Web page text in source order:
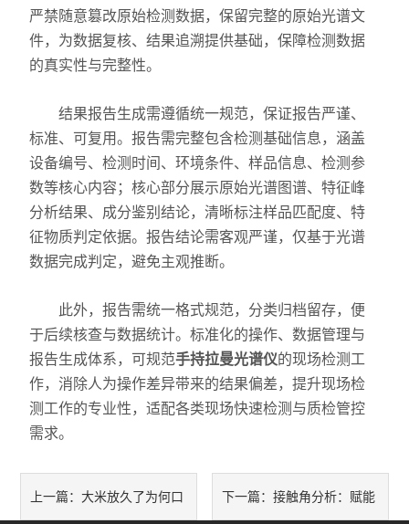
等离子清洗机
代理产品
光学显微镜
力学测试仪
表面/界面性能测定仪
严禁随意篡改原始检测数据，保留完整的原始光谱文
件，为数据复核、结果追溯提供基础，保障检测数据
的真实性与完整性。
结果报告生成需遵循统一规范，保证报告严谨、
标准、可复用。报告需完整包含检测基础信息，涵盖
设备编号、检测时间、环境条件、样品信息、检测参
数等核心内容；核心部分展示原始光谱图谱、特征峰
分析结果、成分鉴别结论，清晰标注样品匹配度、特
征物质判定依据。报告结论需客观严谨，仅基于光谱
数据完成判定，避免主观推断。
此外，报告需统一格式规范，分类归档留存，便
于后续核查与数据统计。标准化的操作、数据管理与
报告生成体系，可规范手持拉曼光谱仪的现场检测工
作，消除人为操作差异带来的结果偏差，提升现场检
测工作的专业性，适配各类现场快速检测与质检管控
需求。
上一篇：大米放久了为何口 下一篇： 接触角分析：赋能